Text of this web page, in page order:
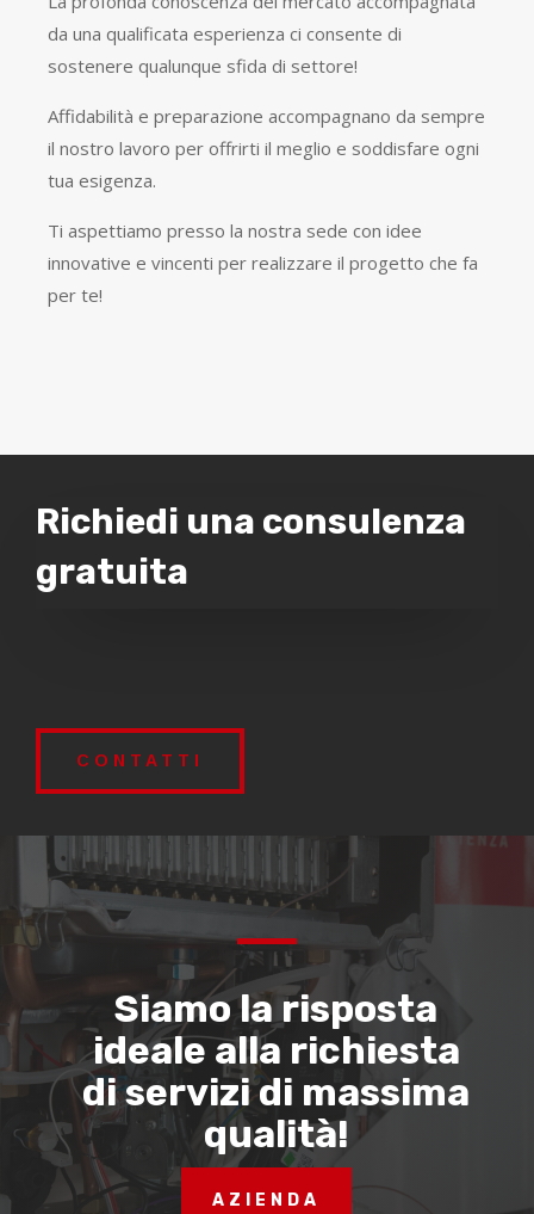
da una qualificata esperienza ci consente di
sostenere qualunque sfida di settore!
Affidabilità e preparazione accompagnano da sempre
il nostro lavoro per offrirti il meglio e soddisfare ogni
tua esigenza.
Ti aspettiamo presso la nostra sede con idee
innovative e vincenti per realizzare il progetto che fa
per te!
Richiedi una consulenza
gratuita
CONTATTI
Siamo la risposta
ideale alla richiesta
di servizi di massima
qualità!
AZIENDA